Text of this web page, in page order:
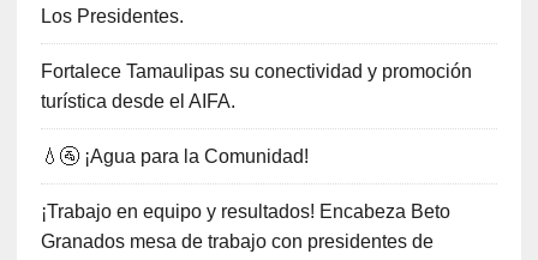
Los Presidentes.
Fortalece Tamaulipas su conectividad y promoción
turística desde el AIFA.
💧🚰 ¡Agua para la Comunidad!
¡Trabajo en equipo y resultados! Encabeza Beto
Granados mesa de trabajo con presidentes de